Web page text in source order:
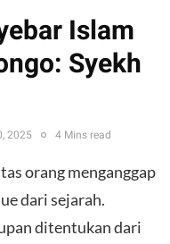
Islam
Syekh
2025 4 Mins read
orang menganggap
dari sejarah.
ditentukan dari